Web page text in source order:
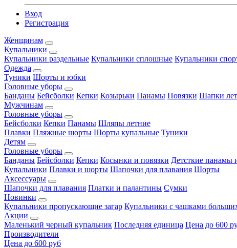
Вход
Регистрация
Женщинам
Купальники
Купальники раздельные Купальники сплошные Купальники
Одежда
Туники Шорты и юбки
Головные уборы
Банданы Бейсболки Кепки Козырьки Панамы Повязки Шапки
Мужчинам
Головные уборы
Бейсболки Кепки Панамы Шляпы летние
Плавки Пляжные шорты Шорты купальные Туники
Детям
Головные уборы
Банданы Бейсболки Кепки Косынки и повязки Детсткие панамы
Купальники Плавки и шорты Шапочки для плавания Шорты
Аксессуары
Шапочки для плавания Платки и палантины Сумки
Новинки
Купальники пропускающие загар Купальники с чашками
Акции
Маленький черный купальник Последняя единица Цена до 600
Производители
Цена до 600 руб